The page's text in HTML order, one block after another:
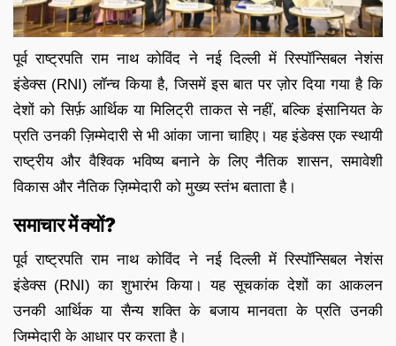
पूर्व राष्ट्रपति राम नाथ कोविंद ने नई दिल्ली में रिस्पॉन्सिबल नेशंस
इंडेक्स (RNI) लॉन्च किया है, जिसमें इस बात पर ज़ोर दिया गया है कि
देशों को सिर्फ़ आर्थिक या मिलिट्री ताकत से नहीं, बल्कि इंसानियत के
प्रति उनकी ज़िम्मेदारी से भी आंका जाना चाहिए। यह इंडेक्स एक स्थायी
राष्ट्रीय और वैश्विक भविष्य बनाने के लिए नैतिक शासन, समावेशी
विकास और नैतिक ज़िम्मेदारी को मुख्य स्तंभ बताता है।
समाचार में क्यों?
पूर्व राष्ट्रपति राम नाथ कोविंद ने नई दिल्ली में रिस्पॉन्सिबल नेशंस
इंडेक्स (RNI) का शुभारंभ किया। यह सूचकांक देशों का आकलन
उनकी आर्थिक या सैन्य शक्ति के बजाय मानवता के प्रति उनकी
जिम्मेदारी के आधार पर करता है।